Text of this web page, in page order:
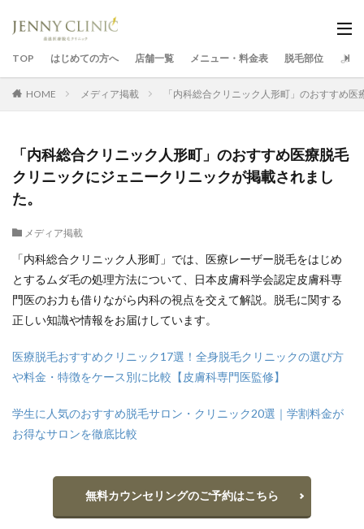
TOP はじめての方へ 店舗一覧 メニュー・料金表 脱毛部位 よく
HOME メディア掲載 「内科総合クリニック人形町」のおすすめ
「内科総合クリニック人形町」のおすすめ医療脱毛
クリニックにジェニークリニックが掲載されまし
た。
メディア掲載
「内科総合クリニック人形町」では、医療レーザー脱毛をはじめ
とするムダ毛の処理方法について、日本皮膚科学会認定皮膚科専
門医のお力も借りながら内科の視点を交えて解説。脱毛に関する
正しい知識や情報をお届けしています。
医療脱毛おすすめクリニック17選！全身脱毛クリニックの選び方
や料金・特徴をケース別に比較【皮膚科専門医監修】
学生に人気のおすすめ脱毛サロン・クリニック20選｜学割料金が
お得なサロンを徹底比較
無料カウンセリングのご予約はこちら